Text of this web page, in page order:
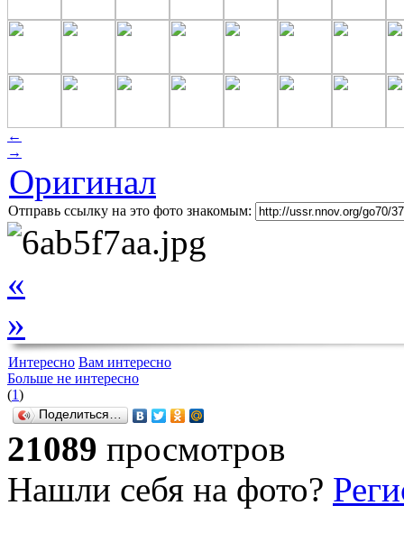
←
→
Оригинал
Отправь ссылку на это фото знакомым:
«
»
Интересно Вам интересно
Больше не интересно
(1)
Поделиться…
21089 просмотров
Нашли себя на фото?